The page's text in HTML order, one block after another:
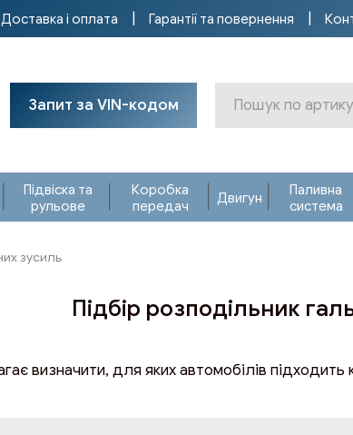
Доставка і оплата Гарантії та повернення
Запит за VIN-кодом
Підвіска та
рульове
Коробка
передач
Двигун
Паливна
система
зусиль
Підбір розподільник
визначити, для яких автомобілів